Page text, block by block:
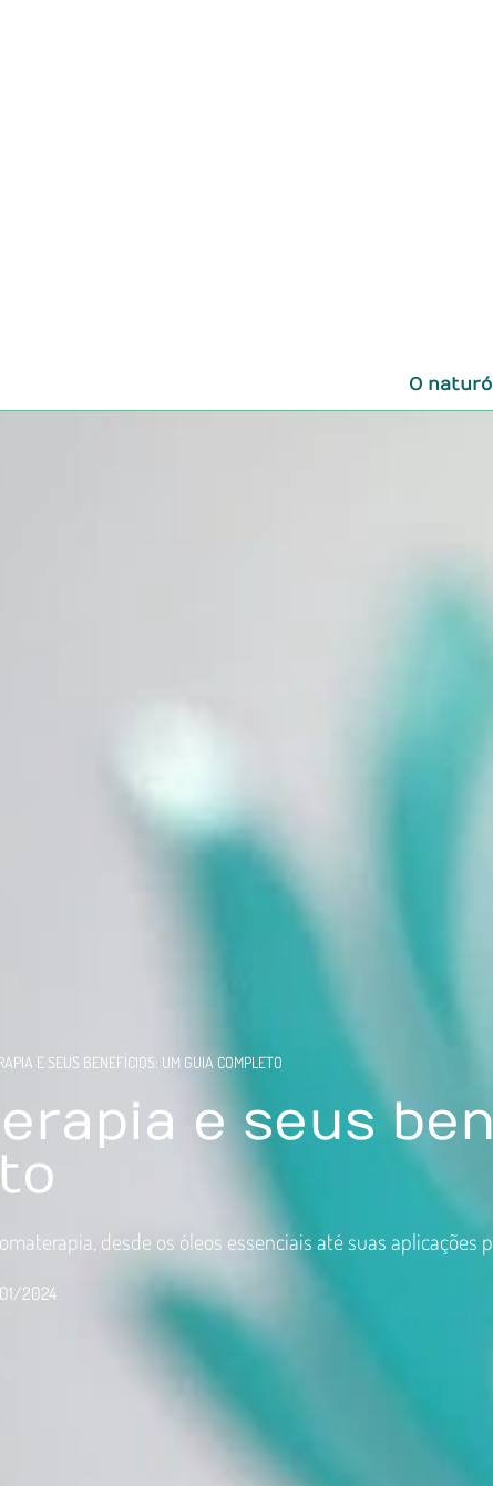
O
E SEUS BENEFÍCIOS: UM GUIA COMPLETO
e seus
desde os óleos essenciais até suas aplicações
2024